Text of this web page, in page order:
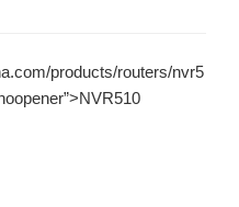
products/routers/nvr5